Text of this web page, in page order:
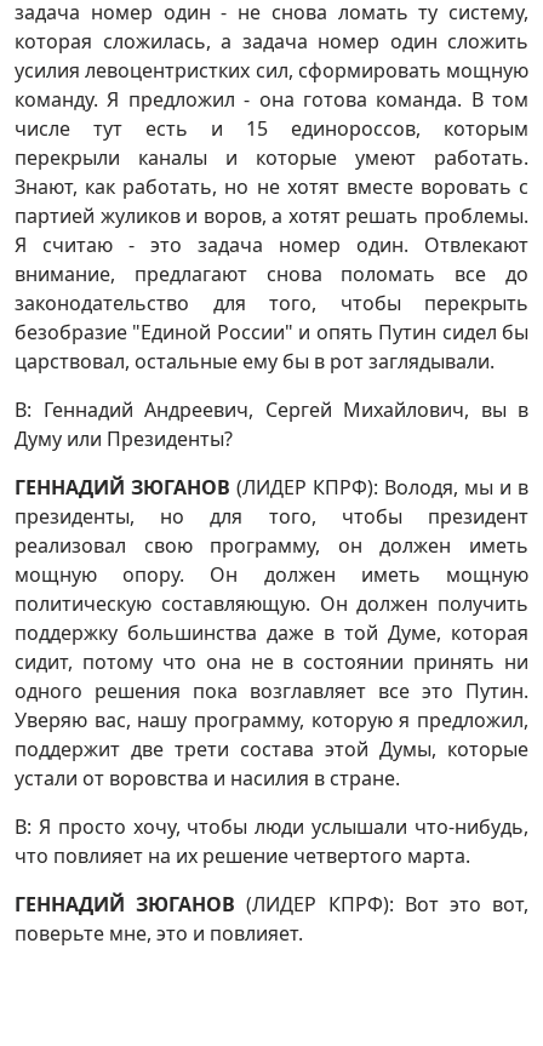
задача номер один - не снова ломать ту систему,
которая сложилась, а задача номер один сложить
усилия левоцентристких сил, сформировать мощную
команду. Я предложил - она готова команда. В том
числе тут есть и 15 единороссов, которым
перекрыли каналы и которые умеют работать.
Знают, как работать, но не хотят вместе воровать с
партией жуликов и воров, а хотят решать проблемы.
Я считаю - это задача номер один. Отвлекают
внимание, предлагают снова поломать все до
законодательство для того, чтобы перекрыть
безобразие "Единой России" и опять Путин сидел бы
царствовал, остальные ему бы в рот заглядывали.
В: Геннадий Андреевич, Сергей Михайлович, вы в
Думу или Президенты?
ГЕННАДИЙ ЗЮГАНОВ (ЛИДЕР КПРФ): Володя, мы и в
президенты, но для того, чтобы президент
реализовал свою программу, он должен иметь
мощную опору. Он должен иметь мощную
политическую составляющую. Он должен получить
поддержку большинства даже в той Думе, которая
сидит, потому что она не в состоянии принять ни
одного решения пока возглавляет все это Путин.
Уверяю вас, нашу программу, которую я предложил,
поддержит две трети состава этой Думы, которые
устали от воровства и насилия в стране.
В: Я просто хочу, чтобы люди услышали что-нибудь,
что повлияет на их решение четвертого марта.
ГЕННАДИЙ ЗЮГАНОВ (ЛИДЕР КПРФ): Вот это вот,
поверьте мне, это и повлияет.